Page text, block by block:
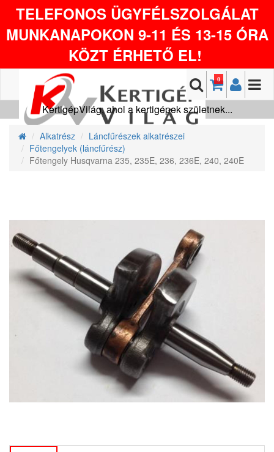
TELEFONOS ÜGYFÉLSZOLGÁLAT
MUNKANAPOKON 9-11 ÉS 13-15 ÓRA
KÖZT ÉRHETŐ EL!
0
KertigépVilág, ahol a kertigépek születnek...
Alkatrész
Láncfűrészek alkatrészei
Főtengelyek (láncfűrész)
Főtengely Husqvarna 235, 235E, 236, 236E, 240, 240E